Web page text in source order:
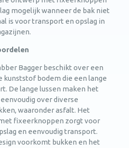
mogelijk wanneer de bak niet
is voor transport en opslag in
Bagger beschikt over een
kunststof bodem die een lange
De lange lussen maken het
over diverse
waaronder asfalt. Het
fixeerknoppen zorgt voor
en eenvoudig transport.
voorkomt bukken en het